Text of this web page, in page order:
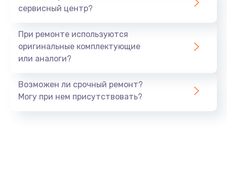
Восстановление данных
Заказать
1060 руб.
сервисный центр?
При ремонте используются
оригинальные комплектующие
или аналоги?
Возможен ли срочный ремонт?
Могу при нем присутствовать?